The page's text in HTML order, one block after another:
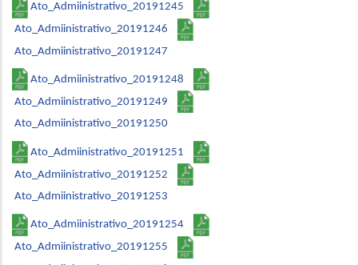
Ato_Admiinistrativo_20191245
Ato_Admiinistrativo_20191246
Ato_Admiinistrativo_20191247
Ato_Admiinistrativo_20191248
Ato_Admiinistrativo_20191249
Ato_Admiinistrativo_20191250
Ato_Admiinistrativo_20191251
Ato_Admiinistrativo_20191252
Ato_Admiinistrativo_20191253
Ato_Admiinistrativo_20191254
Ato_Admiinistrativo_20191255